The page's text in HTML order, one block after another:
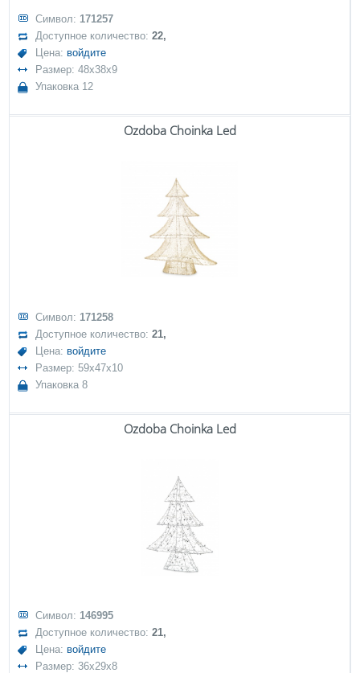
Символ: 171257
Доступное количество:22,
Цена: войдите
Размер: 48x38x9
Упаковка 12
Ozdoba Choinka Led
Символ: 171258
Доступное количество:21,
Цена: войдите
Размер: 59x47x10
Упаковка 8
Ozdoba Choinka Led
Символ: 146995
Доступное количество:21,
Цена: войдите
Размер: 36x29x8